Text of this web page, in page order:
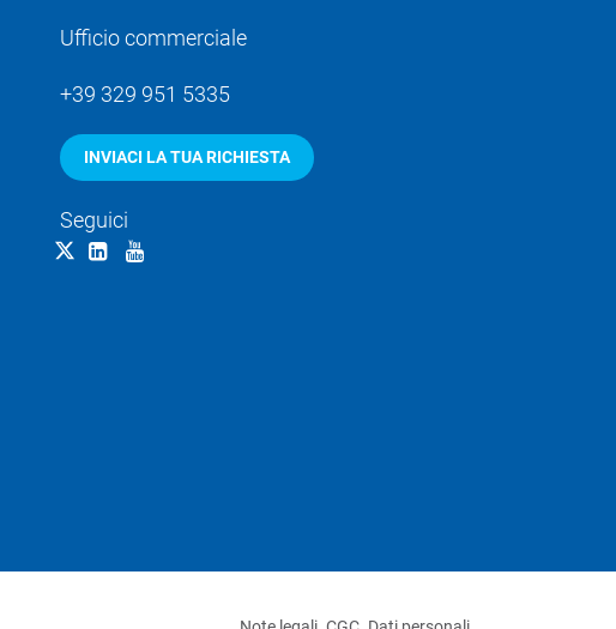
Ufficio commerciale
+39 329 951 5335
INVIACI LA TUA RICHIESTA
Seguici